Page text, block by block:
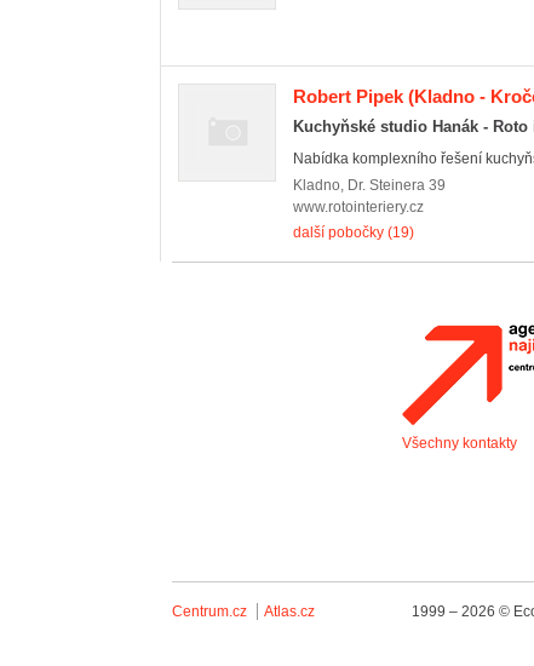
Robert Pipek (Kladno -
Kuchyňské studio Hanák -
Nabídka komplexního řešení
Kladno, Dr. Steinera 39
www.rotointeriery.cz
další pobočky (19)
Všechny kontakty
Centrum.cz Atlas.cz 1999 – 2026 ©